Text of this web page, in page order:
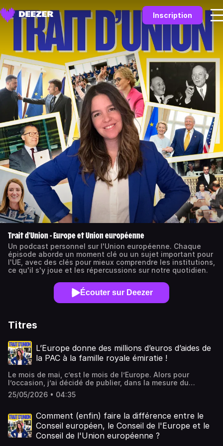
Inscription
Trait d'Union - Europe et Union européenne
Un podcast personnel sur l'Union européenne. Chaque
épisode aborde un moment clé ou un sujet important pour
l'UE, avec des clés pour mieux comprendre les institutions,
ce qu'il s'y joue et les répercussions sur notre quotidien.
Écouter sur Deezer
Titres
L’Europe donne des millions d’euros d’aides de
la PAC à la famille royale émiratie !
Le mois de mai, c’est le mois de l’Europe. Alors pour
l’occasion, j’ai décidé de publier, dans la mesure du
possible, un épisode par jour tout au long du mois.Pour
celles et ceux qui arrivent, je suis Audrey Vuetaz et vous
l’Union européenne, ses politiques et les grands enjeux
européens.Si vous ne comprenez pas toujours tout à
l’Union européenne, ce podcast est là pour vous
l’expliquer. Alors abonnez-vous et laissez quelques
25/05/2026 • 04:35
Comment (enfin) faire la différence entre le
Conseil européen, le Conseil de l'Europe et le
Conseil de l'Union européenne ?